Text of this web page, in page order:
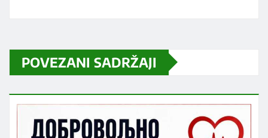
POVEZANI SADRŽAJI